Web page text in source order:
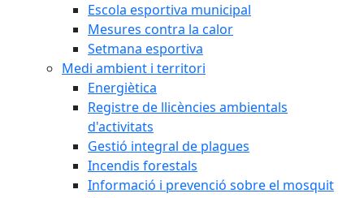
Escola esportiva municipal
Mesures contra la calor
Setmana esportiva
Medi ambient i territori
Energiètica
Registre de llicències ambientals
d'activitats
Gestió integral de plagues
Incendis forestals
Informació i prevenció sobre el mosquit